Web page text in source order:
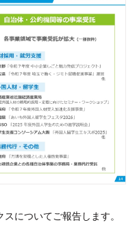
についてご報告します。